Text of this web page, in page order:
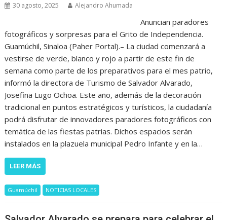
30 agosto, 2025 Alejandro Ahumada
Anuncian paradores
fotográficos y sorpresas para el Grito de Independencia.
Guamúchil, Sinaloa (Paher Portal).– La ciudad comenzará a
vestirse de verde, blanco y rojo a partir de este fin de
semana como parte de los preparativos para el mes patrio,
informó la directora de Turismo de Salvador Alvarado,
Josefina Lugo Ochoa. Este año, además de la decoración
tradicional en puntos estratégicos y turísticos, la ciudadanía
podrá disfrutar de innovadores paradores fotográficos con
temática de las fiestas patrias. Dichos espacios serán
instalados en la plazuela municipal Pedro Infante y en la…
LEER MÁS
Guamúchil NOTICIAS LOCALES